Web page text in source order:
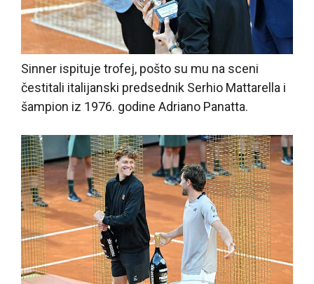
Sinner ispituje trofej, pošto su mu na sceni
čestitali italijanski predsednik Serhio Mattarella i
šampion iz 1976. godine Adriano Panatta.